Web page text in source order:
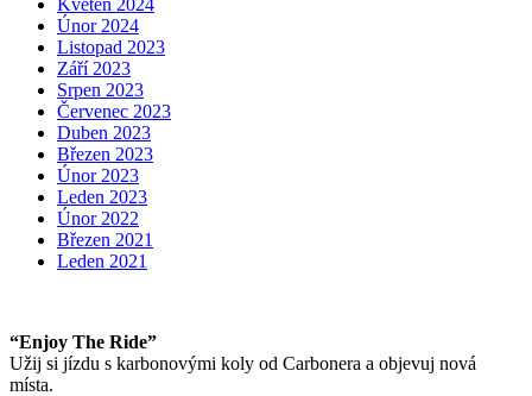
Květen 2024
Únor 2024
Listopad 2023
Září 2023
Srpen 2023
Červenec 2023
Duben 2023
Březen 2023
Únor 2023
Leden 2023
Únor 2022
Březen 2021
Leden 2021
“Enjoy The Ride”
Užij si jízdu s karbonovými koly od Carbonera a objevuj nová
místa.